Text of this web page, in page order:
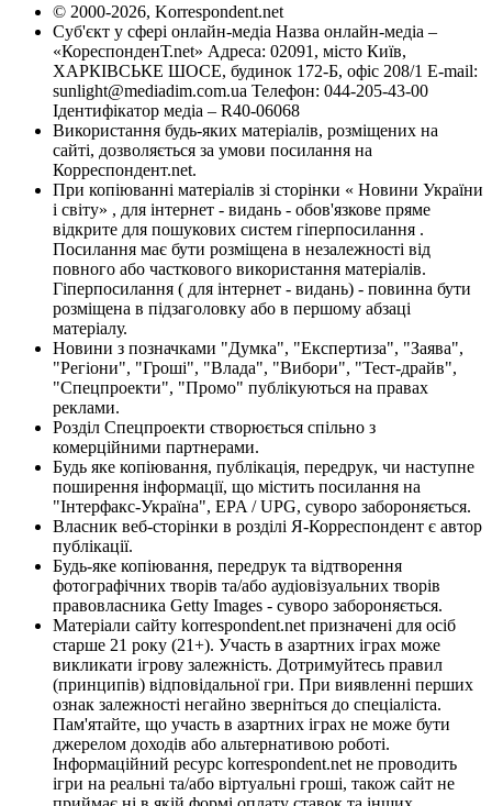
© 2000-2026, Korrespondent.net
Суб'єкт у сфері онлайн-медіа Назва онлайн-медіа –
«КореспонденТ.net» Адреса: 02091, місто Київ,
ХАРКІВСЬКЕ ШОСЕ, будинок 172-Б, офіс 208/1 E-mail:
sunlight@mediadim.com.ua Телефон: 044-205-43-00
Ідентифікатор медіа – R40-06068
Використання будь-яких матеріалів, розміщених на
сайті, дозволяється за умови посилання на
Корреспондент.net.
При копіюванні матеріалів зі сторінки « Новини України
і світу» , для інтернет - видань - обов'язкове пряме
відкрите для пошукових систем гіперпосилання .
Посилання має бути розміщена в незалежності від
повного або часткового використання матеріалів.
Гіперпосилання ( для інтернет - видань) - повинна бути
розміщена в підзаголовку або в першому абзаці
матеріалу.
Новини з позначками "Думка", "Експертиза", "Заява",
"Регіони", "Гроші", "Влада", "Вибори", "Тест-драйв",
"Спецпроекти", "Промо" публікуються на правах
реклами.
Розділ Спецпроекти створюється спільно з
комерційними партнерами.
Будь яке копіювання, публікація, передрук, чи наступне
поширення інформації, що містить посилання на
"Інтерфакс-Україна", EPA / UPG, суворо забороняється.
Власник веб-сторінки в розділі Я-Корреспондент є автор
публікації.
Будь-яке копіювання, передрук та відтворення
фотографічних творів та/або аудіовізуальних творів
правовласника Getty Images - суворо забороняється.
Матеріали сайту korrespondent.net призначені для осіб
старше 21 року (21+). Участь в азартних іграх може
викликати ігрову залежність. Дотримуйтесь правил
(принципів) відповідальної гри. При виявленні перших
ознак залежності негайно зверніться до спеціаліста.
Пам'ятайте, що участь в азартних іграх не може бути
джерелом доходів або альтернативою роботі.
Інформаційний ресурс korrespondent.net не проводить
ігри на реальні та/або віртуальні гроші, також сайт не